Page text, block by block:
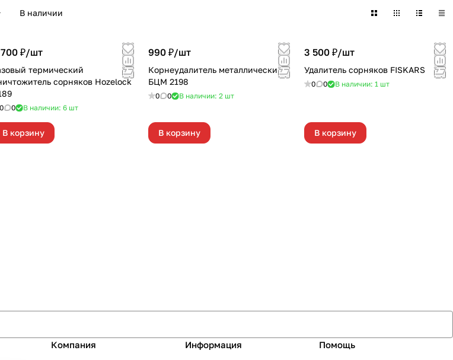
В наличии
₽/шт
термический
сорняков Hozelock
0 0 В наличии: 6 шт
В корзину
990 ₽/шт
Корнеудалитель металлический
БЦМ 2198
0 0 В наличии: 2 шт
В корзину
3 500 ₽/шт
Удалитель сорняков FISKARS
0 0 В наличии: 1 шт
В корзину
Компания Информация Помощь